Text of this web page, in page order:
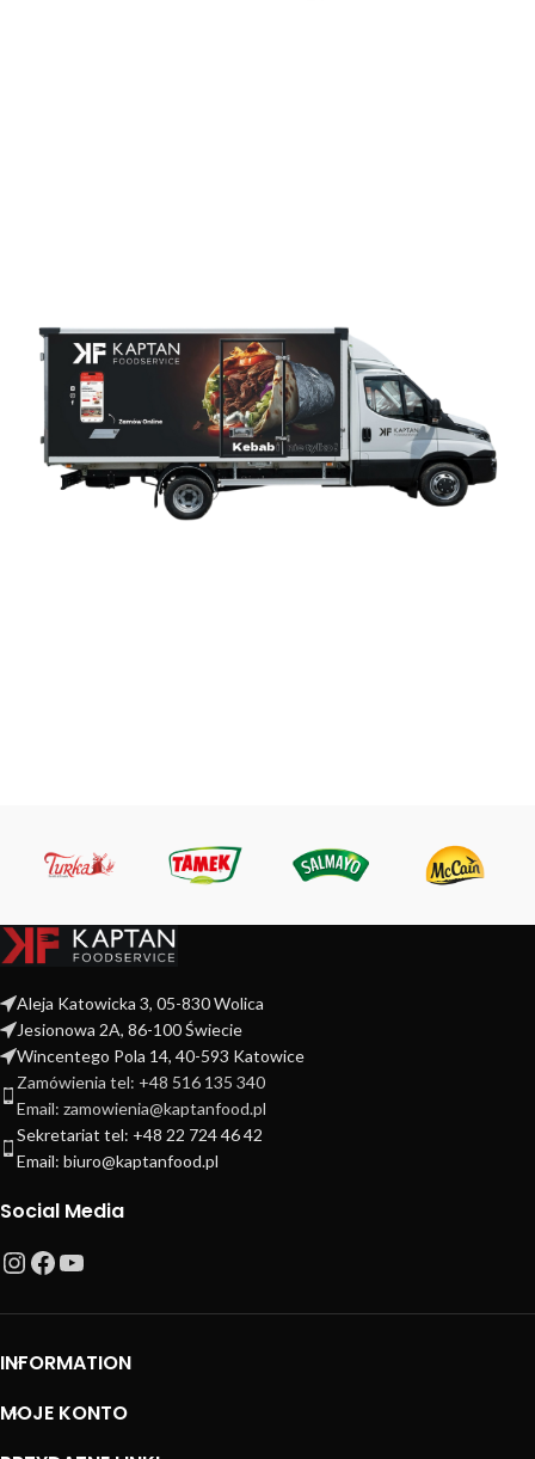
Aleja Katowicka 3, 05-830 Wolica
Jesionowa 2A, 86-100 Świecie
Wincentego Pola 14, 40-593 Katowice
Zamówienia tel: +48 516 135 340
Email: zamowienia@kaptanfood.pl
Sekretariat tel: +48 22 724 46 42
Email: biuro@kaptanfood.pl
Social Media
INFORMATION
MOJE KONTO